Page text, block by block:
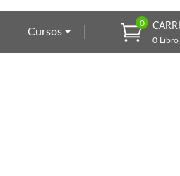
0
0
Cursos